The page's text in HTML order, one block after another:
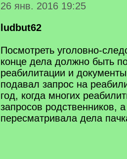
26 янв. 2016 19:25
ludbut62
Посмотреть уголовно-
конце дела должно быть
реабилитации и
подавал запрос на
год, когда многих
запросов родственников,
пересматривала дела